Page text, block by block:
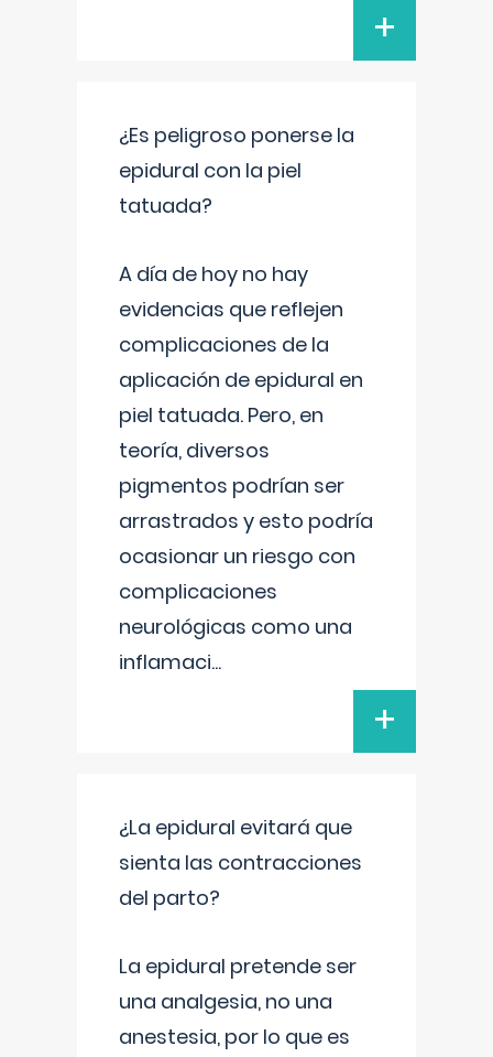
+
¿Es peligroso ponerse la
epidural con la piel
tatuada?
A día de hoy no hay
evidencias que reflejen
complicaciones de la
aplicación de epidural en
piel tatuada. Pero, en
teoría, diversos
pigmentos podrían ser
arrastrados y esto podría
ocasionar un riesgo con
complicaciones
neurológicas como una
inflamaci...
+
¿La epidural evitará que
sienta las contracciones
del parto?
La epidural pretende ser
una analgesia, no una
anestesia, por lo que es